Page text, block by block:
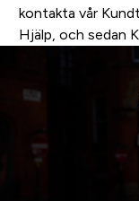
kontakta vår
Hjälp, och sedan